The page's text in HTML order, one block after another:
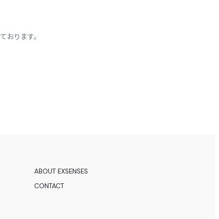
おります。
ABOUT EXSENSES
CONTACT